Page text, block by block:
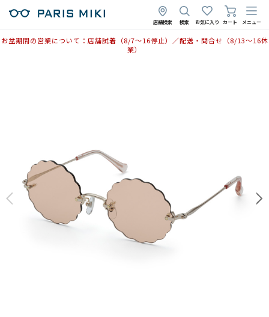
店舗検索 検索 お気に入り カート メニュー
お盆期間の営業について：店舗試着（8/7〜16停止）／配送・問合せ（8/13〜16休
業）